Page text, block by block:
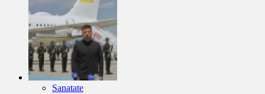
Sanatate